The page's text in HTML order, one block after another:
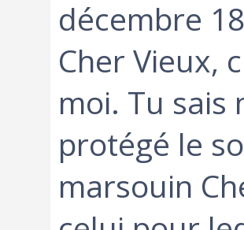
décembre
Cher Vieux,
moi. Tu sais
protégé le
marsouin